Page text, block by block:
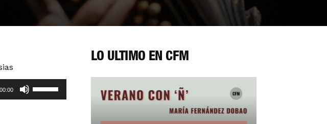
00:00
las
LO ÚLTIMO EN CFM